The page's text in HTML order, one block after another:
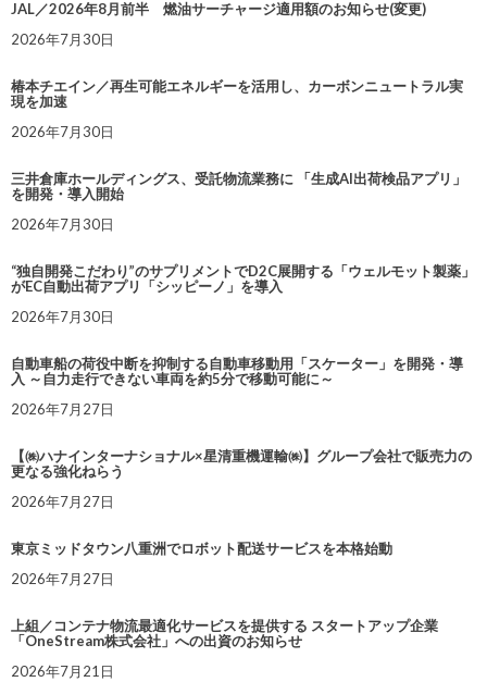
JAL／2026年8月前半 燃油サーチャージ適用額のお知らせ(変更)
2026年7月30日
椿本チエイン／再生可能エネルギーを活用し、カーボンニュートラル実
現を加速
2026年7月30日
三井倉庫ホールディングス、受託物流業務に 「生成AI出荷検品アプリ」
を開発・導入開始
2026年7月30日
“独自開発こだわり”のサプリメントでD2C展開する「ウェルモット製薬」
がEC自動出荷アプリ「シッピーノ」を導入
2026年7月30日
自動車船の荷役中断を抑制する自動車移動用「スケーター」を開発・導
入 ～自力走行できない車両を約5分で移動可能に～
2026年7月27日
【㈱ハナインターナショナル×星清重機運輸㈱】グループ会社で販売力の
更なる強化ねらう
2026年7月27日
東京ミッドタウン八重洲でロボット配送サービスを本格始動
2026年7月27日
上組／コンテナ物流最適化サービスを提供する スタートアップ企業
「OneStream株式会社」への出資のお知らせ
2026年7月21日